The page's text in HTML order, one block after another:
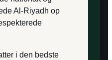
Al-Riyadh op
i den bedste